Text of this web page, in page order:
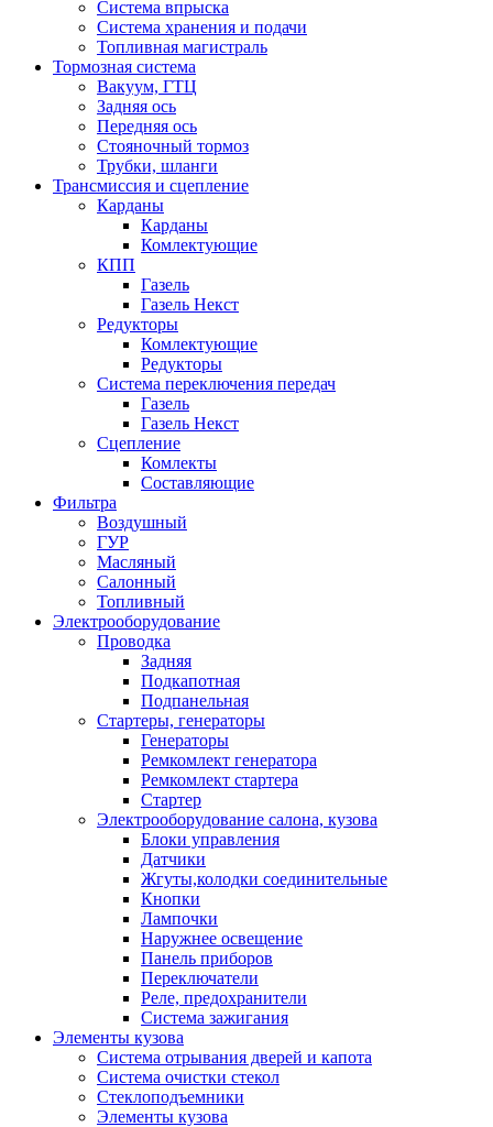
Система впрыска
Система хранения и подачи
Топливная магистраль
Тормозная система
Вакуум, ГТЦ
Задняя ось
Передняя ось
Стояночный тормоз
Трубки, шланги
Трансмиссия и сцепление
Карданы
Карданы
Комлектующие
КПП
Газель
Газель Некст
Редукторы
Комлектующие
Редукторы
Система переключения передач
Газель
Газель Некст
Сцепление
Комлекты
Составляющие
Фильтра
Воздушный
ГУР
Масляный
Салонный
Топливный
Электрооборудование
Проводка
Задняя
Подкапотная
Подпанельная
Стартеры, генераторы
Генераторы
Ремкомлект генератора
Ремкомлект стартера
Стартер
Электрооборудование салона, кузова
Блоки управления
Датчики
Жгуты,колодки соединительные
Кнопки
Лампочки
Наружнее освещение
Панель приборов
Переключатели
Реле, предохранители
Система зажигания
Элементы кузова
Система отрывания дверей и капота
Система очистки стекол
Стеклоподъемники
Элементы кузова